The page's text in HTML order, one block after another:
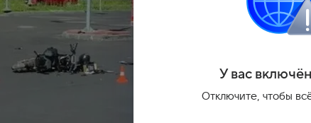
У вас включён
Отключите, чтобы